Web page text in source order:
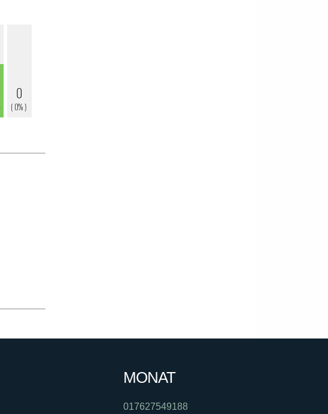
MONAT
017627549188